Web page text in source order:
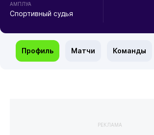
АМПЛУА
Спортивный судья
Профиль Матчи Команды
РЕКЛАМА